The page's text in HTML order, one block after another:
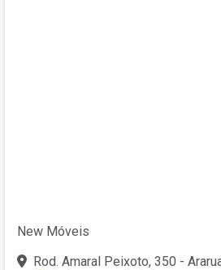
New Móveis
Rod. Amaral Peixoto, 350 -